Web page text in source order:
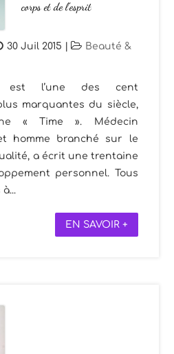
corps et de l’esprit
30 Juil 2015 |
Beauté &
est l’une des cent
marquantes du siècle,
« Time ». Médecin
homme branché sur le
a écrit une trentaine
personnel. Tous
EN SAVOIR +